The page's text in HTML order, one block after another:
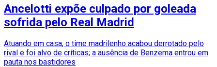
Ancelotti expõe culpado por goleada
sofrida pelo Real Madrid
Atuando em casa, o time madrilenho acabou derrotado pelo
rival e foi alvo de críticas; a ausência de Benzema entrou em
pauta nos bastidores